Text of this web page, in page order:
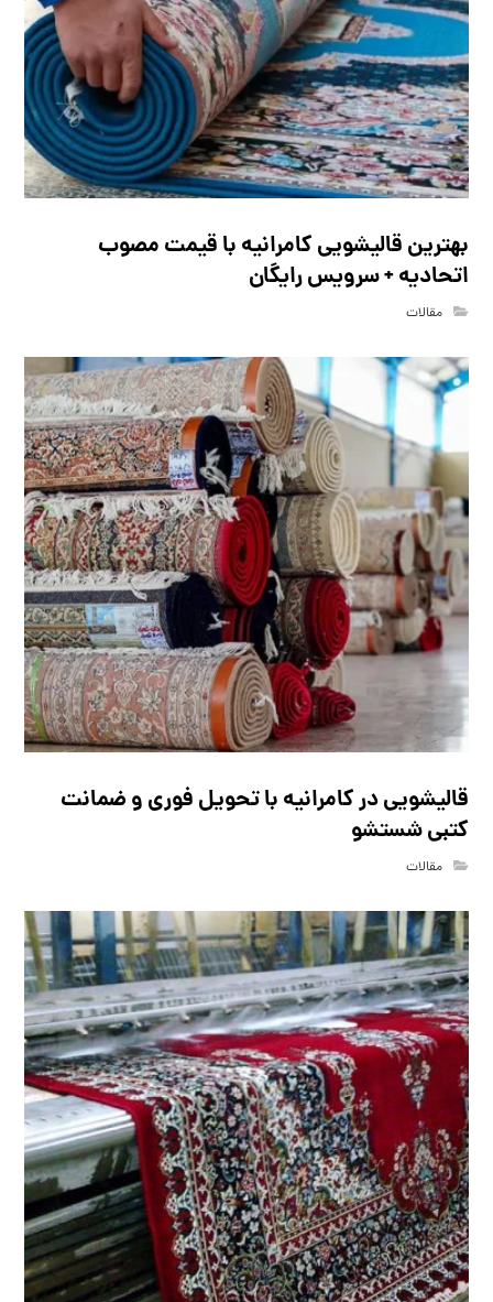
بهترین قالیشویی کامرانیه با قیمت مصوب
اتحادیه + سرویس رایگان
مقالات
قالیشویی در کامرانیه با تحویل فوری و ضمانت
کتبی شستشو
مقالات